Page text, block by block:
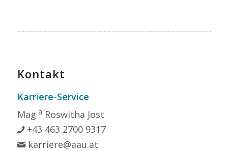
Kontakt
Karriere-Service
Mag.a Roswitha Jost
+43 463 2700 9317
karriere@aau.at